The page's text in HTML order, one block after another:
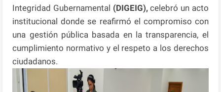
Integridad Gubernamental (DIGEIG),celebró un acto
institucional donde se reafirmó el compromiso con
una gestión pública basada en la transparencia, el
cumplimiento normativo y el respeto a los derechos
ciudadanos.